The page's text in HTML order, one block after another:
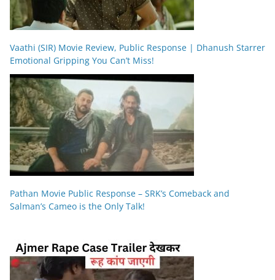
Vaathi (SIR) Movie Review, Public Response | Dhanush Starrer
Emotional Gripping You Can’t Miss!
Pathan Movie Public Response – SRK’s Comeback and
Salman’s Cameo is the Only Talk!